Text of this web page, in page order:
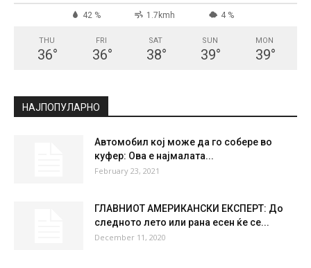
42 % 1.7kmh 4 %
THU
36°
FRI
36°
SAT
38°
SUN
39°
MON
39°
НАЈПОПУЛАРНО
Автомобил кој може да го собере во
куфер: Ова е најмалата...
February 23, 2021
ГЛАВНИОТ АМЕРИКАНСКИ ЕКСПЕРТ: До
следното лето или рана есен ќе се...
December 11, 2020